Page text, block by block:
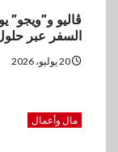
ڤاليو و”ويجو”
السفر عبر
مال وأعمال